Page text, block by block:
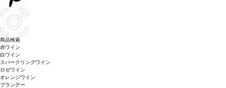
商品検索
赤ワイン
白ワイン
スパークリングワイン
ロゼワイン
オレンジワイン
ブランデー